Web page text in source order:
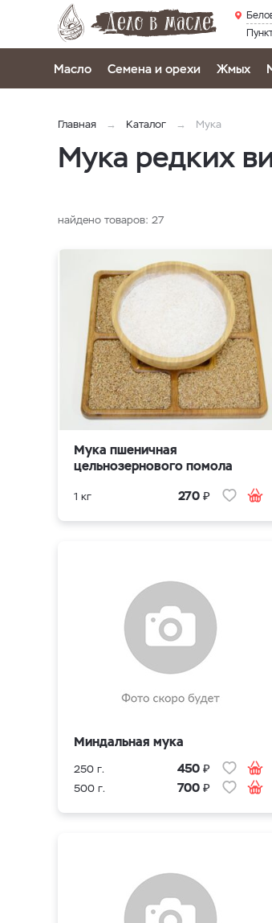
Масло Семена и орехи Жмых
Главная Каталог Мука
Мука редких
найдено товаров: 27
Мука пшеничная
цельнозернового помола
1 кг 270 ₽
Миндальная мука
250 г. 450 ₽
500 г. 700 ₽